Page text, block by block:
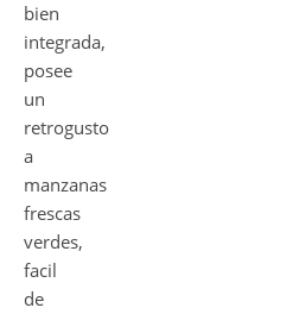
bien
integrada,
posee
un
retrogusto
a
manzanas
frescas
verdes,
facil
de